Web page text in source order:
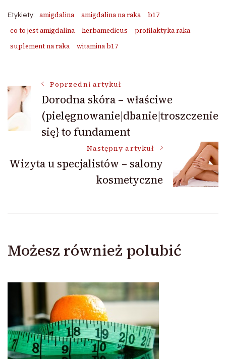
Etykiety: amigdalina amigdalina na raka
b17
co to jest amigdalina
herbamedicus
profilaktyka raka
suplement na raka
witamina b17
Nawigacja
wpisu
Poprzedni artykuł
Dorodna skóra – właściwe
(pielęgnowanie|dbanie|troszczenie
się} to fundament
Następny artykuł
Wizyta u specjalistów – salony
kosmetyczne
Możesz również polubić